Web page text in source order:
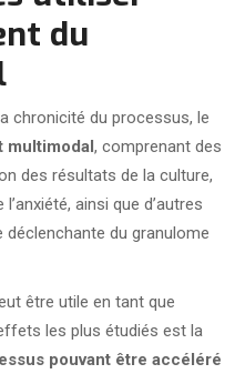
du
chronicité du processus, le
multimodal , comprenant des
des résultats de la culture,
ainsi que d’autres
du granulome
être utile en tant que
les plus étudiés est la
pouvant être accéléré